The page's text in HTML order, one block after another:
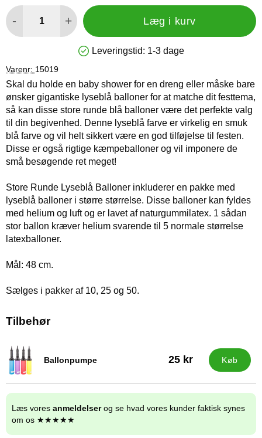
- + Læg i kurv
Produkttilgængelighed: På lager
Leveringstid: 1-3 dage
Varenr: 15019
Skal du holde en baby shower for en dreng eller måske bare
ønsker gigantiske lyseblå balloner for at matche dit festtema,
så kan disse store runde blå balloner være det perfekte valg
til din begivenhed. Denne lyseblå farve er virkelig en smuk
blå farve og vil helt sikkert være en god tilføjelse til festen.
Disse er også rigtige kæmpeballoner og vil imponere de
små besøgende ret meget!
Store Runde Lyseblå Balloner inkluderer en pakke med
lyseblå balloner i større størrelse. Disse balloner kan fyldes
med helium og luft og er lavet af naturgummilatex. 1 sådan
stor ballon kræver helium svarende til 5 normale størrelse
latexballoner.
Mål: 48 cm.
Sælges i pakker af 10, 25 og 50.
Tilbehør
Ballonpumpe
Varenr 9838 25 kr Køb
Læs vores anmeldelserog se hvad vores kunder faktisk synes
om os ★★★★★